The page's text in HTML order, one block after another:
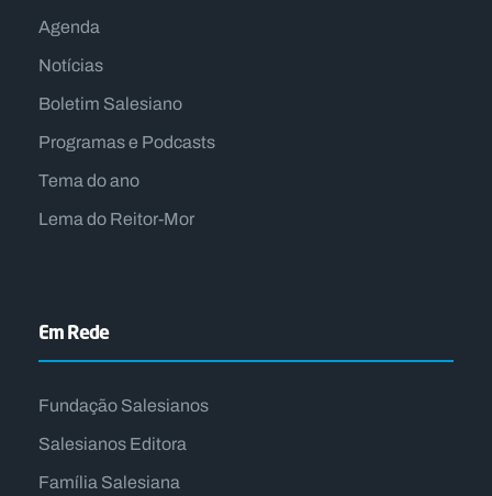
Agenda
Notícias
Boletim Salesiano
Programas e Podcasts
Tema do ano
Lema do Reitor-Mor
Em Rede
Fundação Salesianos
Salesianos Editora
Família Salesiana